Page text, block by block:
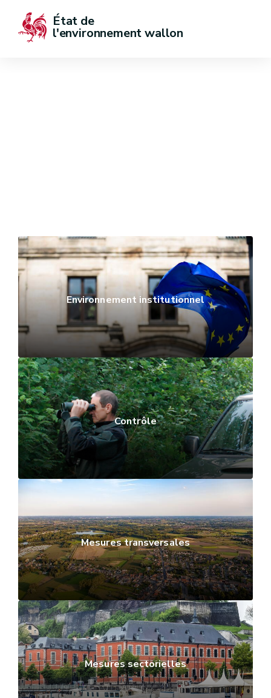
État de
l'environnement wallon
Environnement institutionnel
Contrôle
Mesures transversales
Mesures sectorielles